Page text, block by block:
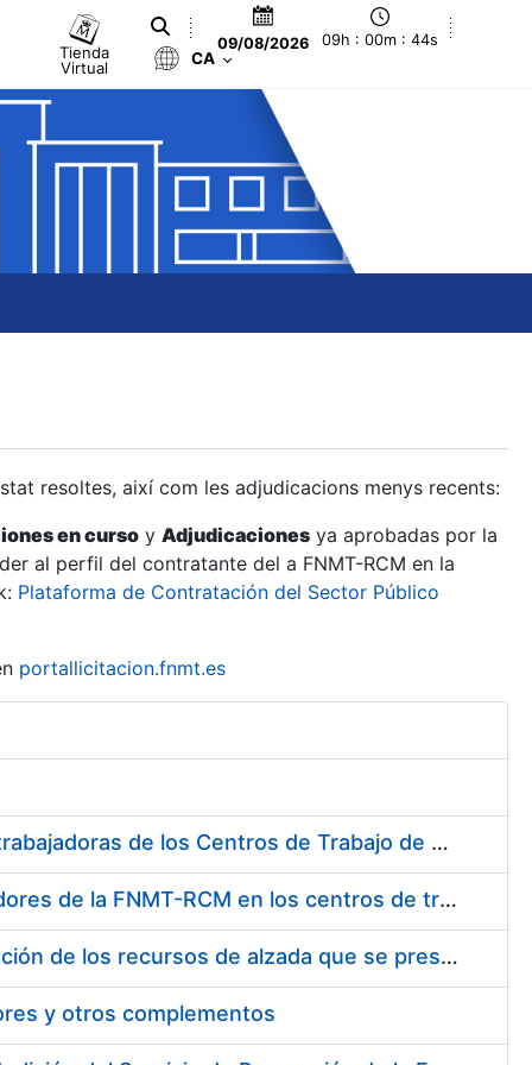
Tienda
Virtual
09/08/2026 09h : 00m : 45s
CA
resoltes, així com les adjudicacions menys recents:
en curso y Adjudicaciones ya aprobadas por la
al perfil del contratante del a FNMT-RCM en la
Plataforma de Contratación del Sector Público
portallicitacion.fnmt.es
Suministro de Protectores Auditivos a medida para las personas trabajadoras de los Centros de Trabajo de Madrid y Burgos
Suministro de gafas graduadas antiproyecciones para los trabajadores de la FNMT-RCM en los centros de trabajo de Madrid y Burgos
Servicios de una empresa externa para el asesoramiento y resolución de los recursos de alzada que se presentan relacionados con procesos de selección para la FNMT-RCM
y otros complementos